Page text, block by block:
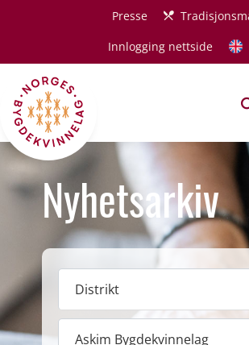
Hopp til hovedinnholdPresse
Innlogging nettside
Nyhetsarkiv